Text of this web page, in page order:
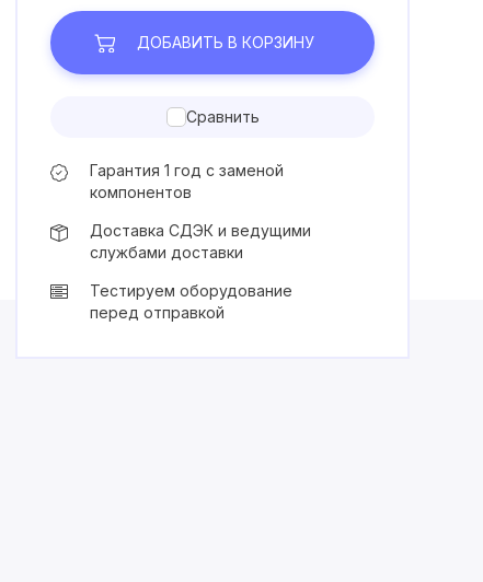
ДОБАВИТЬ В КОРЗИНУ
Сравнить
Гарантия 1 год с заменой
компонентов
Доставка СДЭК и ведущими
службами доставки
Тестируем оборудование
перед отправкой